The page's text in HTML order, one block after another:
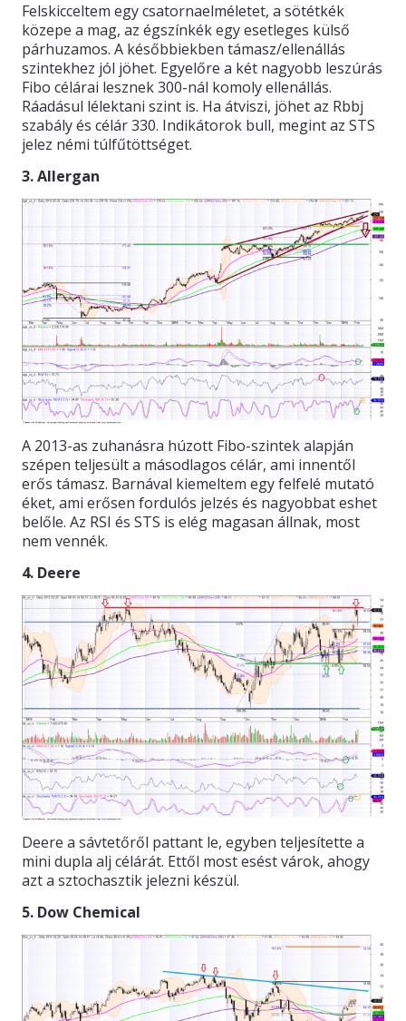
Felskicceltem egy csatornaelméletet, a sötétkék
közepe a mag, az égszínkék egy esetleges külső
párhuzamos. A későbbiekben támasz/ellenállás
szintekhez jól jöhet. Egyelőre a két nagyobb leszúrás
Fibo célárai lesznek 300-nál komoly ellenállás.
Ráadásul lélektani szint is. Ha átviszi, jöhet az Rbbj
szabály és célár 330. Indikátorok bull, megint az STS
jelez némi túlfűtöttséget.
3. Allergan
A 2013-as zuhanásra húzott Fibo-szintek alapján
szépen teljesült a másodlagos célár, ami innentől
erős támasz. Barnával kiemeltem egy felfelé mutató
éket, ami erősen fordulós jelzés és nagyobbat eshet
belőle. Az RSI és STS is elég magasan állnak, most
nem vennék.
4. Deere
Deere a sávtetőről pattant le, egyben teljesítette a
mini dupla alj célárát. Ettől most esést várok, ahogy
azt a sztochasztik jelezni készül.
5. Dow Chemical